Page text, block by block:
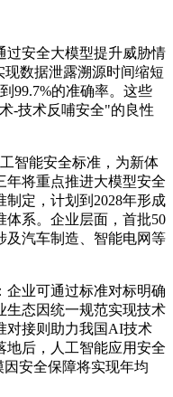
过安全大模型提升威胁情
数据泄露溯源时间缩短
99.7%的准确率。这些
-技术反哺安全"的良性
智能安全标准，为新体
年将重点推进大模型安全
定，计划到2028年形成
体系。企业层面，首批50
及汽车制造、智能电网等
企业可通过标准对标明确
生态因统一规范实现技术
对接则助力我国AI技术
地后，人工智能应用安全
安全保障将实现年均